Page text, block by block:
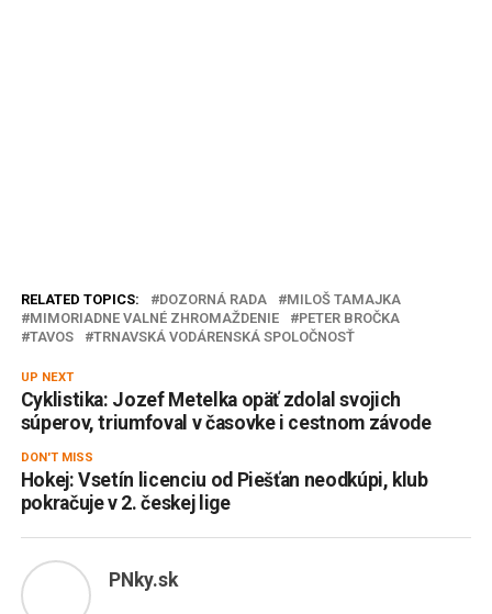
RELATED TOPICS: DOZORNÁ RADA
MILOŠ TAMAJKA
MIMORIADNE VALNÉ ZHROMAŽDENIE
PETER BROČKA
TAVOS
TRNAVSKÁ VODÁRENSKÁ SPOLOČNOSŤ
UP NEXT
Cyklistika: Jozef Metelka opäť zdolal svojich
súperov, triumfoval v časovke i cestnom závode
DON'T MISS
Hokej: Vsetín licenciu od Piešťan neodkúpi, klub
pokračuje v 2. českej lige
PNky.sk